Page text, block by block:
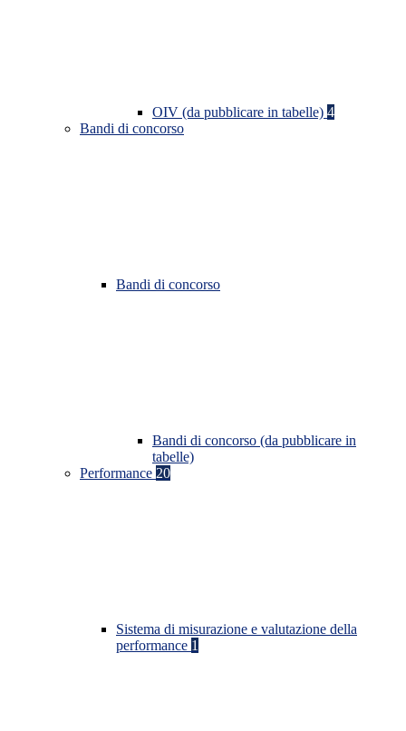
OIV (da pubblicare in tabelle) 4
Bandi di concorso
Bandi di concorso
Bandi di concorso (da pubblicare in
tabelle)
Performance 20
Sistema di misurazione e valutazione della
performance 1